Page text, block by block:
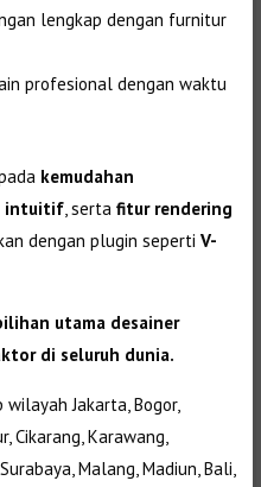
lengkap dengan furnitur
profesional dengan waktu
kemudahan
intuitif, serta fitur rendering
dengan plugin seperti V-
utama desainer
di seluruh dunia.
Jakarta, Bogor,
Cikarang, Karawang,
Malang, Madiun, Bali,